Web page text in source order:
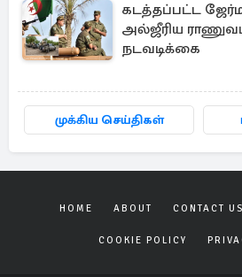
கடத்தப்பட்ட
அல்ஜீரிய ராணுவம்
நடவடிக்கை
முக்கிய செய்திகள்
HOME ABOUT CONTACT US
COOKIE POLICY